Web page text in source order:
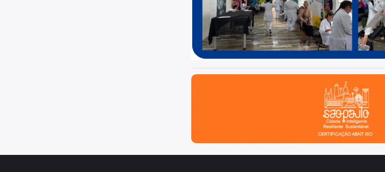
São Paulo, cidade inteligente, resiliente e sustentável